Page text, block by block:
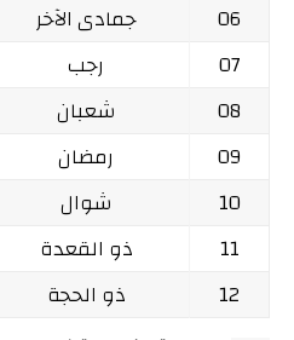
06
جمادى الآخر
07
رجب
08
شعبان
09
رمضان
10
شوال
11
ذو القعدة
12
ذو الحجة